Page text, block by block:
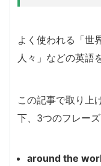
よく使われる「世
人々」などの英語
この記事で取り上
下、3つのフレーズ
around the